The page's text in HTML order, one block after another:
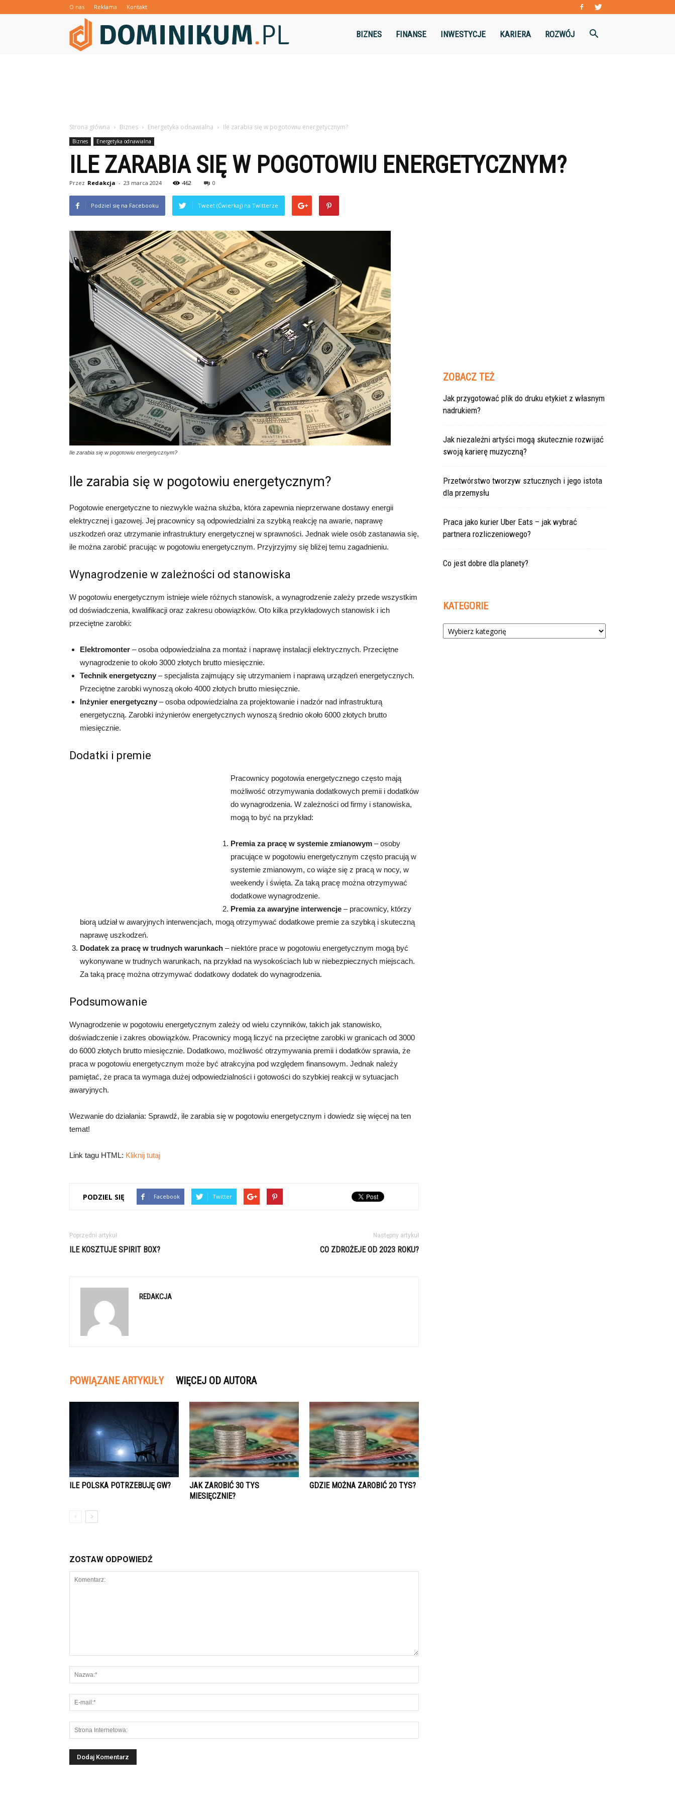
O nas Reklama Kontakt
BIZNES FINANSE INWESTYCJE KARIERA ROZWÓJ
Strona główna Biznes Energetyka odnawialna Ile zarabia się w pogotowiu energetycznym?
Biznes Energetyka odnawialna
ILE ZARABIA SIĘ W POGOTOWIU ENERGETYCZNYM?
Przez Redakcja - 23 marca 2024 462 0
Podziel się na Facebooku Tweet (Ćwierkaj) na Twitterze
Ile zarabia się w pogotowiu energetycznym?
Ile zarabia się w pogotowiu energetycznym?
Pogotowie energetyczne to niezwykle ważna służba, która zapewnia nieprzerwane dostawy energii
elektrycznej i gazowej. Jej pracownicy są odpowiedzialni za szybką reakcję na awarie, naprawę
uszkodzeń oraz utrzymanie infrastruktury energetycznej w sprawności. Jednak wiele osób zastanawia się,
ile można zarobić pracując w pogotowiu energetycznym. Przyjrzyjmy się bliżej temu zagadnieniu.
Wynagrodzenie w zależności od stanowiska
W pogotowiu energetycznym istnieje wiele różnych stanowisk, a wynagrodzenie zależy przede wszystkim
od doświadczenia, kwalifikacji oraz zakresu obowiązków. Oto kilka przykładowych stanowisk i ich
przeciętne zarobki:
Elektromonter – osoba odpowiedzialna za montaż i naprawę instalacji elektrycznych. Przeciętne
wynagrodzenie to około 3000 złotych brutto miesięcznie.
Technik energetyczny – specjalista zajmujący się utrzymaniem i naprawą urządzeń energetycznych.
Przeciętne zarobki wynoszą około 4000 złotych brutto miesięcznie.
Inżynier energetyczny – osoba odpowiedzialna za projektowanie i nadzór nad infrastrukturą
energetyczną. Zarobki inżynierów energetycznych wynoszą średnio około 6000 złotych brutto
miesięcznie.
Dodatki i premie
Pracownicy pogotowia energetycznego często mają
możliwość otrzymywania dodatkowych premii i dodatków
do wynagrodzenia. W zależności od firmy i stanowiska,
mogą to być na przykład:
Premia za pracę w systemie zmianowym – osoby
pracujące w pogotowiu energetycznym często pracują w
systemie zmianowym, co wiąże się z pracą w nocy, w
weekendy i święta. Za taką pracę można otrzymywać
dodatkowe wynagrodzenie.
Premia za awaryjne interwencje – pracownicy, którzy
biorą udział w awaryjnych interwencjach, mogą otrzymywać dodatkowe premie za szybką i skuteczną
naprawę uszkodzeń.
Dodatek za pracę w trudnych warunkach – niektóre prace w pogotowiu energetycznym mogą być
wykonywane w trudnych warunkach, na przykład na wysokościach lub w niebezpiecznych miejscach.
Za taką pracę można otrzymywać dodatkowy dodatek do wynagrodzenia.
Podsumowanie
Wynagrodzenie w pogotowiu energetycznym zależy od wielu czynników, takich jak stanowisko,
doświadczenie i zakres obowiązków. Pracownicy mogą liczyć na przeciętne zarobki w granicach od 3000
do 6000 złotych brutto miesięcznie. Dodatkowo, możliwość otrzymywania premii i dodatków sprawia, że
praca w pogotowiu energetycznym może być atrakcyjna pod względem finansowym. Jednak należy
pamiętać, że praca ta wymaga dużej odpowiedzialności i gotowości do szybkiej reakcji w sytuacjach
awaryjnych.
Wezwanie do działania: Sprawdź, ile zarabia się w pogotowiu energetycznym i dowiedz się więcej na ten
temat!
Link tagu HTML: Kliknij tutaj
PODZIEL SIĘ Facebook Twitter
Poprzedni artykuł
ILE KOSZTUJE SPIRIT BOX?
Następny artykuł
CO ZDROŻEJE OD 2023 ROKU?
REDAKCJA
POWIĄZANE ARTYKUŁY WIĘCEJ OD AUTORA
ILE POLSKA POTRZEBUJĘ GW?
JAK ZAROBIĆ 30 TYS
MIESIĘCZNIE?
GDZIE MOŻNA ZAROBIĆ 20 TYS?
ZOSTAW ODPOWIEDŹ
ZOBACZ TEŻ
Jak przygotować plik do druku etykiet z własnym
nadrukiem?
Jak niezależni artyści mogą skutecznie rozwijać
swoją karierę muzyczną?
Przetwórstwo tworzyw sztucznych i jego istota
dla przemysłu
Praca jako kurier Uber Eats – jak wybrać
partnera rozliczeniowego?
Co jest dobre dla planety?
KATEGORIE
Kategorie